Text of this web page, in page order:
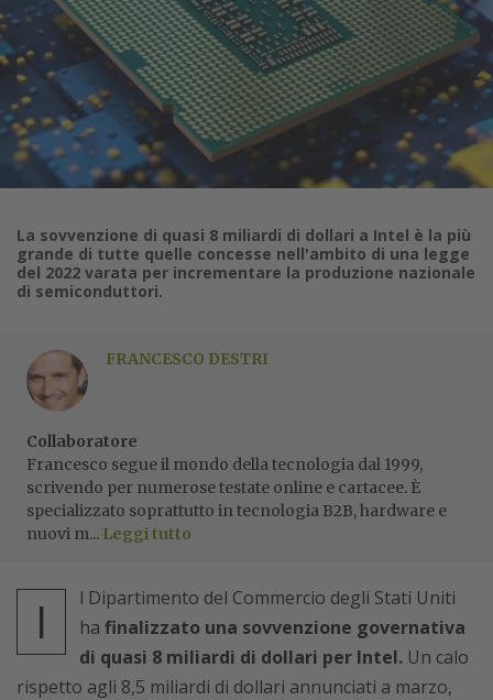
La sovvenzione di quasi 8 miliardi di dollari a Intel è la più
grande di tutte quelle concesse nell'ambito di una legge
del 2022 varata per incrementare la produzione nazionale
di semiconduttori.
FRANCESCO DESTRI
Collaboratore
Francesco segue il mondo della tecnologia dal 1999,
scrivendo per numerose testate online e cartacee. È
specializzato soprattutto in tecnologia B2B, hardware e
nuovi m... Leggi tutto
I
l Dipartimento del Commercio degli Stati Uniti
ha finalizzato una sovvenzione governativa
di quasi 8 miliardi di dollari per Intel. Un calo
rispetto agli 8,5 miliardi di dollari annunciati a marzo,